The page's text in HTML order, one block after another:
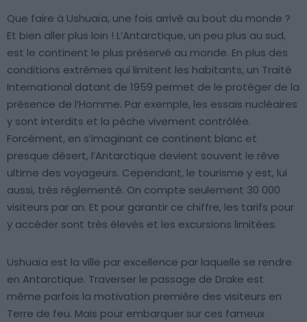
Que faire à Ushuaïa, une fois arrivé au bout du monde ?
Et bien aller plus loin ! L’Antarctique, un peu plus au sud,
est le continent le plus préservé au monde. En plus des
conditions extrêmes qui limitent les habitants, un Traité
International datant de 1959 permet de le protéger de la
présence de l’Homme. Par exemple, les essais nucléaires
y sont interdits et la pêche vivement contrôlée.
Forcément, en s’imaginant ce continent blanc et
presque désert, l’Antarctique devient souvent le rêve
ultime des voyageurs. Cependant, le tourisme y est, lui
aussi, très réglementé. On compte seulement 30 000
visiteurs par an. Et pour garantir ce chiffre, les tarifs pour
y accéder sont très élevés et les excursions limitées.
Ushuaïa est la ville par excellence par laquelle se rendre
en Antarctique. Traverser le passage de Drake est
même parfois la motivation première des visiteurs en
Terre de feu. Mais pour embarquer sur ces fameux